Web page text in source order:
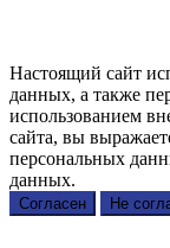
Настоящий сайт
данных, а также
использованием
сайта, вы
персональных
данных.
Согласен Не